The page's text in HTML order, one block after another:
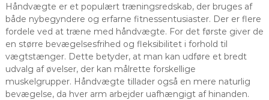
Håndvægte er et populært træningsredskab, der bruges af
både nybegyndere og erfarne fitnessentusiaster. Der er flere
fordele ved at træne med håndvægte. For det første giver de
en større bevægelsesfrihed og fleksibilitet i forhold til
vægtstænger. Dette betyder, at man kan udføre et bredt
udvalg af øvelser, der kan målrette forskellige
muskelgrupper. Håndvægte tillader også en mere naturlig
bevægelse, da hver arm arbejder uafhængigt af hinanden.